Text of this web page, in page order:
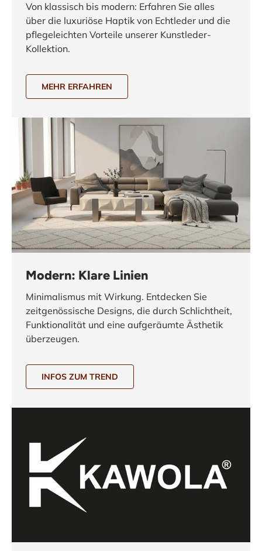
Von klassisch bis modern: Erfahren Sie alles
über die luxuriöse Haptik von Echtleder und die
pflegeleichten Vorteile unserer Kunstleder-
Kollektion.
MEHR ERFAHREN
Modern: Klare Linien
Minimalismus mit Wirkung. Entdecken Sie
zeitgenössische Designs, die durch Schlichtheit,
Funktionalität und eine aufgeräumte Ästhetik
überzeugen.
INFOS ZUM TREND